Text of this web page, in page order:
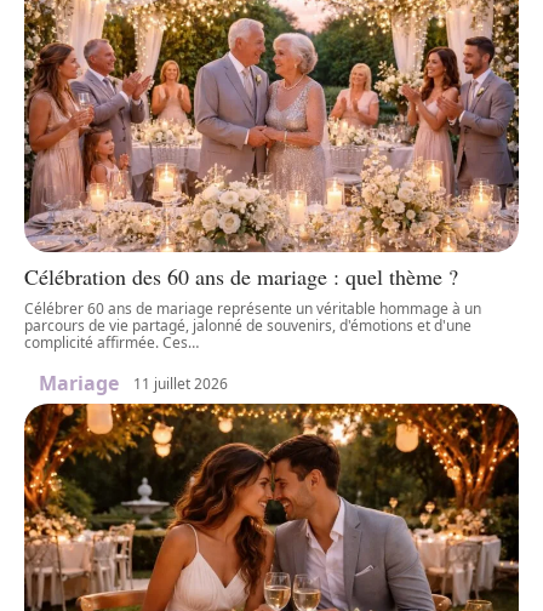
Célébration des 60 ans de mariage : quel thème ?
Célébrer 60 ans de mariage représente un véritable hommage à un
parcours de vie partagé, jalonné de souvenirs, d'émotions et d'une
complicité affirmée. Ces…
Mariage 11 juillet 2026